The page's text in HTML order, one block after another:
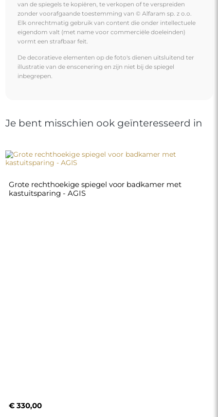
van de spiegels te kopiëren, te verkopen of te verspreiden
zonder voorafgaande toestemming van © Alfaram sp. z o.o.
Elk onrechtmatig gebruik van content die onder intellectuele
eigendom valt (met name voor commerciële doeleinden)
vormt een strafbaar feit.
De decoratieve elementen op de foto's dienen uitsluitend ter
illustratie van de enscenering en zijn niet bij de spiegel
inbegrepen.
Je bent misschien ook geïnteresseerd in
Grote rechthoekige spiegel voor badkamer met
kastuitsparing - AGIS
€ 330,00